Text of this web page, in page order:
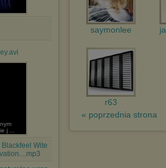
j ...
Wite
saymonlee
r63
« poprzednia strona